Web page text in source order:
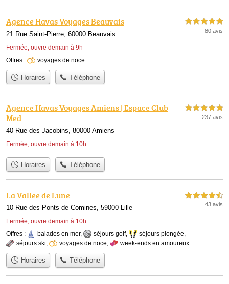
Agence Havas Voyages Beauvais
21 Rue Saint-Pierre, 60000 Beauvais
Fermée, ouvre demain à 9h
5,0 étoiles sur 5
80 avis
Offres : voyages de noce
Horaires Téléphone
Agence Havas Voyages Amiens | Espace Club
Med
40 Rue des Jacobins, 80000 Amiens
Fermée, ouvre demain à 10h
5,0 étoiles sur 5
237 avis
Horaires Téléphone
La Vallee de Lune
10 Rue des Ponts de Comines, 59000 Lille
Fermée, ouvre demain à 10h
4,5 étoiles sur 5
43 avis
Offres : balades en mer, séjours golf, séjours plongée,
séjours ski, voyages de noce, week-ends en amoureux
Horaires Téléphone